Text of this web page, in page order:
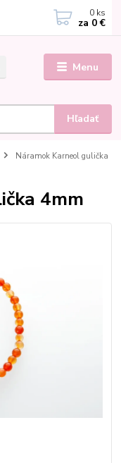
Menu
Hľadať
0 ks
za 0 €
Náramok Karneol gulička
4mm